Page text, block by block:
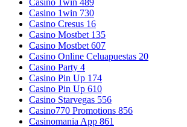
Casino 1win 489
Casino 1win 730
Casino Cresus 16
Casino Mostbet 135
Casino Mostbet 607
Casino Online Celuapuestas 20
Casino Party 4
Casino Pin Up 174
Casino Pin Up 610
Casino Starvegas 556
Casino770 Promotions 856
Casinomania App 861